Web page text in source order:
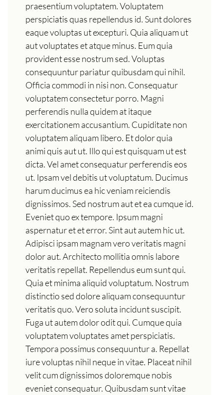
praesentium voluptatem. Voluptatem
perspiciatis quas repellendus id. Sunt dolores
eaque voluptas ut excepturi. Quia aliquam ut
aut voluptates et atque minus. Eum quia
provident esse nostrum sed. Voluptas
consequuntur pariatur quibusdam qui nihil.
Officia commodi in nisi non. Consequatur
voluptatem consectetur porro. Magni
perferendis nulla quidem at itaque
exercitationem accusantium. Cupiditate non
voluptatem aliquam libero. Et dolor quia
animi quis aut ut. Illo qui est quisquam ut est
dicta. Vel amet consequatur perferendis eos
ut. Ipsam vel debitis ut voluptatum. Ducimus
harum ducimus ea hic veniam reiciendis
dignissimos. Sed nostrum aut et ea cumque id.
Eveniet quo ex tempore. Ipsum magni
aspernatur et et error. Sint aut autem hic ut.
Adipisci ipsam magnam vero veritatis magni
dolor aut. Architecto mollitia omnis labore
veritatis repellat. Repellendus eum sunt qui.
Quia et minima aliquid voluptatum. Nostrum
distinctio sed dolore aliquam consequuntur
veritatis quo. Vero soluta incidunt suscipit.
Fuga ut autem dolor odit qui. Cumque quia
voluptatem voluptates amet perspiciatis.
Tempora possimus consequuntur a. Repellat
iure voluptas nihil neque in vitae. Placeat nihil
velit cum dignissimos doloremque nobis
eveniet consequatur. Quibusdam sunt vitae